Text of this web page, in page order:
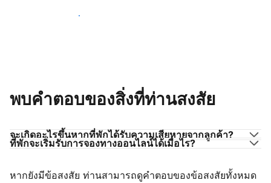
มาร่วมกับผู้ดูแลที่พักเช่นท่าน
พบคำตอบของสิ่งที่ท่านสงสัย
จะเกิดอะไรขึ้นหากที่พักได้รับความเสียหายจากลูกค้า?
ที่พักจะเริ่มรับการจองทางออนไลน์ได้เมื่อไร?
หากยังมีข้อสงสัย ท่านสามารถดูคำตอบของข้อสงสัยทั้งหมด